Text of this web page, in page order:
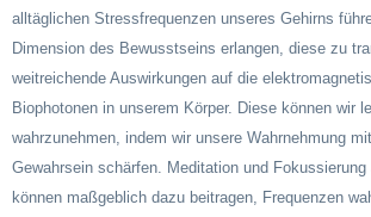
alltäglichen Stressfrequenzen unseres Gehirns
Dimension des Bewusstseins erlangen, diese zu
weitreichende Auswirkungen auf die
Biophotonen in unserem Körper. Diese können wir
wahrzunehmen, indem wir unsere Wahrnehmung
Gewahrsein schärfen. Meditation und
können maßgeblich dazu beitragen, Frequenzen